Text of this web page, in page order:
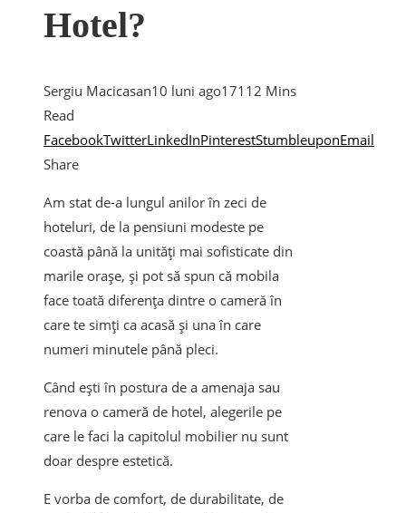
Hotel?
Sergiu Macicasan10 luni ago171 12 Mins
Read
FacebookTwitterLinkedInPinterestStumbleuponEmail
Share
Am stat de-a lungul anilor în zeci de
hoteluri, de la pensiuni modeste pe
coastă până la unități mai sofisticate din
marile orașe, și pot să spun că mobila
face toată diferența dintre o cameră în
care te simți ca acasă și una în care
numeri minutele până pleci.
Când ești în postura de a amenaja sau
renova o cameră de hotel, alegerile pe
care le faci la capitolul mobilier nu sunt
doar despre estetică.
E vorba de comfort, de durabilitate, de